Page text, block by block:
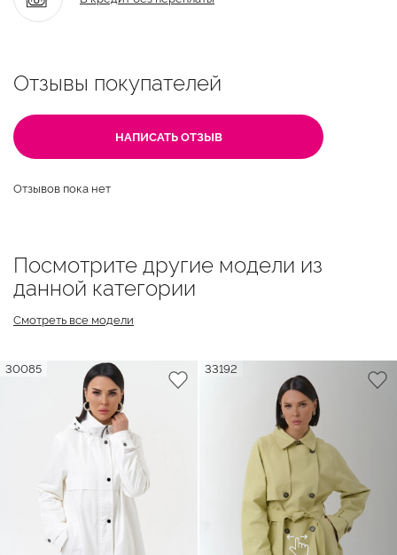
Отзывы покупателей
НАПИСАТЬ ОТЗЫВ
Отзывов пока нет
Посмотрите другие модели из
данной категории
Смотреть все модели
30085 33192